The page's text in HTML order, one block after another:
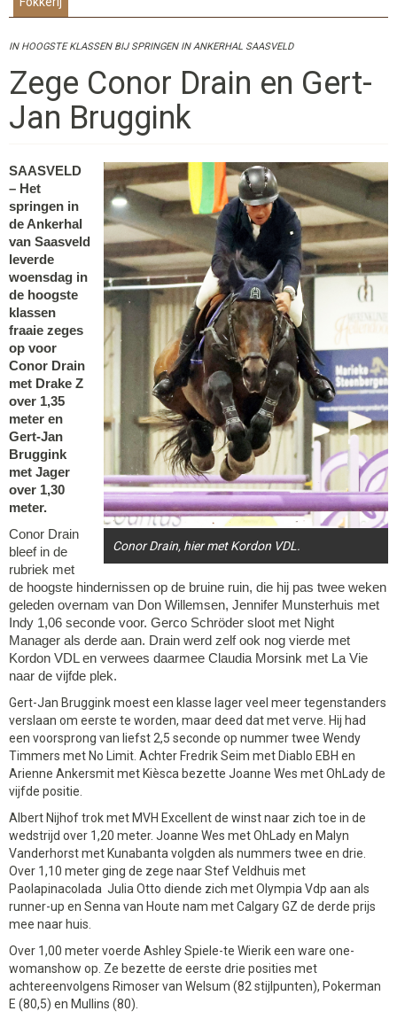
IN HOOGSTE KLASSEN BIJ SPRINGEN IN ANKERHAL SAASVELD
Zege Conor Drain en Gert-
Jan Bruggink
Conor Drain, hier met Kordon VDL.
SAASVELD
– Het
springen in
de Ankerhal
van Saasveld
leverde
woensdag in
de hoogste
klassen
fraaie zeges
op voor
Conor Drain
met Drake Z
over 1,35
meter en
Gert-Jan
Bruggink
met Jager
over 1,30
meter.
Conor Drain
bleef in de
rubriek met
de hoogste hindernissen op de bruine ruin, die hij pas twee weken
geleden overnam van Don Willemsen, Jennifer Munsterhuis met
Indy 1,06 seconde voor. Gerco Schröder sloot met Night
Manager als derde aan. Drain werd zelf ook nog vierde met
Kordon VDL en verwees daarmee Claudia Morsink met La Vie
naar de vijfde plek.
Gert-Jan Bruggink moest een klasse lager veel meer tegenstanders
verslaan om eerste te worden, maar deed dat met verve. Hij had
een voorsprong van liefst 2,5 seconde op nummer twee Wendy
Timmers met No Limit. Achter Fredrik Seim met Diablo EBH en
Arienne Ankersmit met Kièsca bezette Joanne Wes met OhLady de
vijfde positie.
Albert Nijhof trok met MVH Excellent de winst naar zich toe in de
wedstrijd over 1,20 meter. Joanne Wes met OhLady en Malyn
Vanderhorst met Kunabanta volgden als nummers twee en drie.
Over 1,10 meter ging de zege naar Stef Veldhuis met
Paolapinacolada Julia Otto diende zich met Olympia Vdp aan als
runner-up en Senna van Houte nam met Calgary GZ de derde prijs
mee naar huis.
Over 1,00 meter voerde Ashley Spiele-te Wierik een ware one-
womanshow op. Ze bezette de eerste drie posities met
achtereenvolgens Rimoser van Welsum (82 stijlpunten), Pokerman
E (80,5) en Mullins (80).